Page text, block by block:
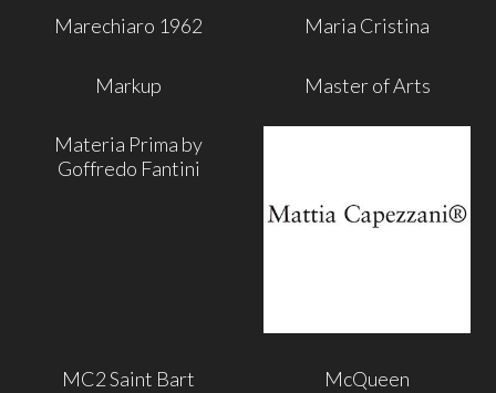
Marechiaro 1962 Maria Cristina
Markup Master of Arts
Materia Prima by
Goffredo Fantini
MC2 Saint Bart McQueen